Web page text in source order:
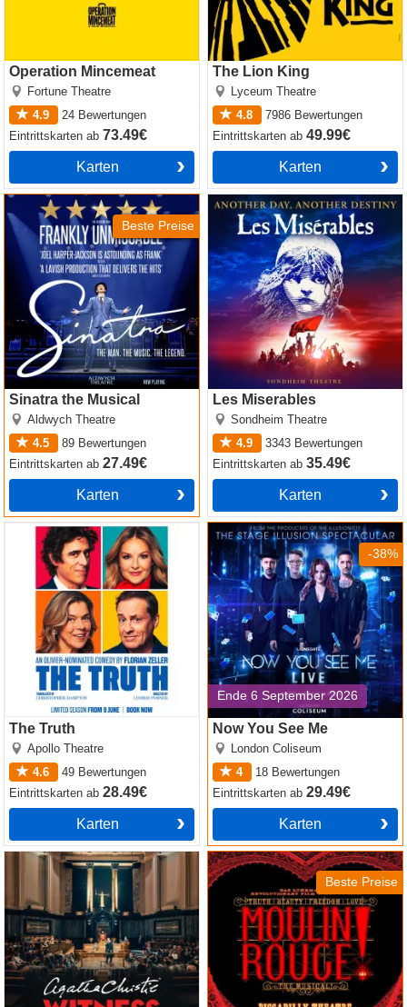
Operation Mincemeat
Fortune Theatre
4.9
24 Bewertungen
Eintrittskartenab 73.49€
Karten
The Lion King
Lyceum Theatre
4.8
7986 Bewertungen
Eintrittskartenab49.99€
Karten
Beste Preise
Sinatra the Musical
Aldwych Theatre
4.5
89 Bewertungen
Eintrittskartenab27.49€
Karten
Sinatra the Musical
Les Miserables
Sondheim Theatre
4.9
3343 Bewertungen
Eintrittskartenab35.49€
Karten
Les Miserables
The Truth
Apollo Theatre
4.6
49 Bewertungen
Eintrittskartenab28.49€
Karten
The Truth
-38%
Ende 6 September 2026
Now You See Me
London Coliseum
4
18 Bewertungen
Eintrittskartenab29.49€
Karten
Now You See Me
Witness for the Prosecution
by Agatha Christie
Beste Preise
Moulin Rouge! The Musical